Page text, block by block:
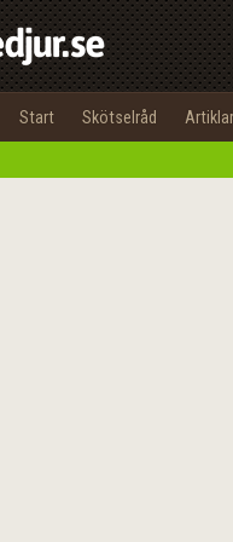
Start Skötselråd Artiklar